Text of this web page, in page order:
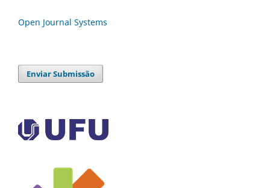
Open Journal Systems
Enviar Submissão